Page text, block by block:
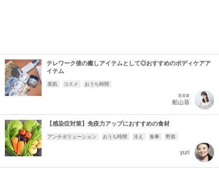
テレワーク後の癒しアイテムとして◎おすすめのボディケアア
イテム
美肌 コスメ おうち時間
美容家
船山葵
【感染症対策】免疫力アップにおすすめの食材
アンチポリューション おうち時間 冷え 食事 野菜
yuri